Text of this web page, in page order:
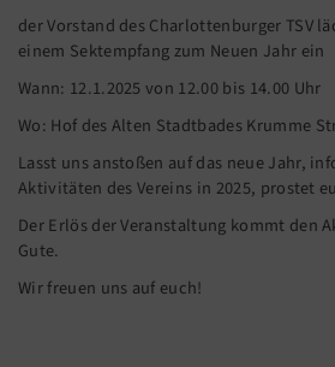
der Vorstand des Charlottenburger TSV
einem Sektempfang zum Neuen Jahr ein
Wann: 12.1.2025 von 12.00 bis 14.00 Uhr
Wo: Hof des Alten Stadtbades Krumme
Lasst uns anstoßen auf das neue Jahr,
Aktivitäten des Vereins in 2025, prostet
Der Erlös der Veranstaltung kommt den
Gute.
Wir freuen uns auf euch!